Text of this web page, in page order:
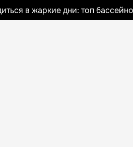
в жаркие дни: топ